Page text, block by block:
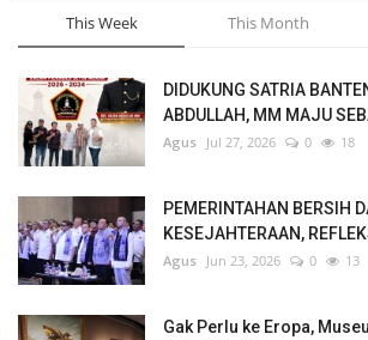
Pertanian
Perkebunan & Perikanan
Opini
Ekonomi & Keuangan
Pendidikan & Pelatihan
This Week This Month
DIDUKUNG SATRIA
ABDULLAH, MM MAJU
Agus Jul 27, 2026 0 18
PEMERINTAHAN BERSIH
KESEJAHTERAAN,
Agus Jun 23, 2026 0 13
Gak Perlu ke Eropa,